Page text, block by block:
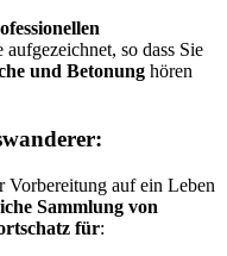
aufgezeichnet, so dass Sie
und Betonung hören
Vorbereitung auf ein Leben
Sammlung von
für: